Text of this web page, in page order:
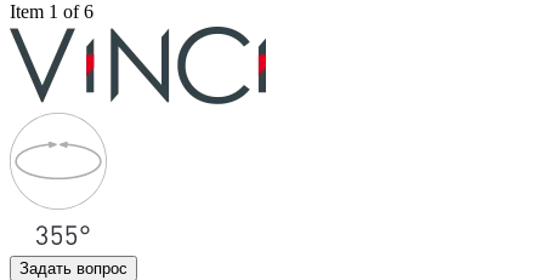
Item 1 of 6
Задать вопрос